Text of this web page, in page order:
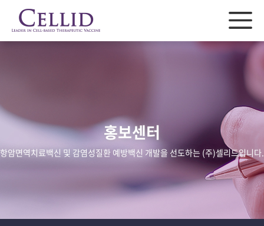
홍보센터
항암면역치료백신 및 감염성질환 예방백신 개발을 선도하는 (주)셀리드입니다.